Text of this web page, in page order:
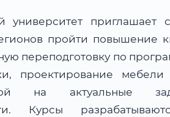
университет приглашает
пройти повышение
переподготовку по
проектирование
на актуальные
Курсы